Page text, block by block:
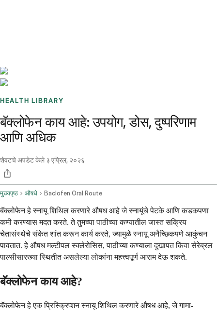
HEALTH LIBRARY
बॅक्लोफेन काय आहे: उपयोग, डोस, दुष्परिणाम
आणि अधिक
शेवटचे अपडेट केले ३ एप्रिल, २०२६
मुख्यपृष्ठ औषधे Baclofen Oral Route
बॅक्लोफेन हे स्नायू शिथिल करणारे औषध आहे जे स्नायूंचे पेटके आणि कडकपणा
कमी करण्यास मदत करते. ते तुमच्या पाठीच्या कण्यातील जास्त सक्रिय
चेतासंस्थेचे संकेत शांत करून कार्य करते, ज्यामुळे स्नायू अनैच्छिकपणे आकुंचन
पावतात. हे औषध मल्टीपल स्क्लेरोसिस, पाठीच्या कण्याला दुखापत किंवा सेरेब्रल
पाल्सीसारख्या स्थितीत असलेल्या लोकांना महत्त्वपूर्ण आराम देऊ शकते.
बॅक्लोफेन काय आहे?
बॅक्लोफेन हे एक प्रिस्क्रिप्शन स्नायू शिथिल करणारे औषध आहे, जे गामा-